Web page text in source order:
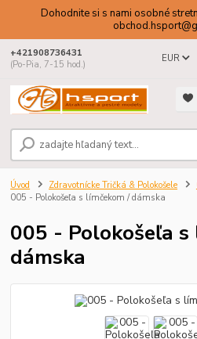
Dohodnite si s nami osobné
EUR
+421908736431
(Po-Pia, 7-15 hod.)
Úvod Zdravotnícke Tričká & Polokošele
005 - Polokošeľa s límčekom / dámska
005 - Polokošeľa s
dámska